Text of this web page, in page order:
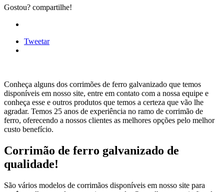
Gostou? compartilhe!
Tweetar
Conheça alguns dos corrimões de ferro galvanizado que temos
disponíveis em nosso site, entre em contato com a nossa equipe e
conheça esse e outros produtos que temos a certeza que vão lhe
agradar. Temos 25 anos de experiência no ramo de corrimão de
ferro, oferecendo a nossos clientes as melhores opções pelo melhor
custo benefício.
Corrimão de ferro galvanizado de
qualidade!
São vários modelos de corrimãos disponíveis em nosso site para